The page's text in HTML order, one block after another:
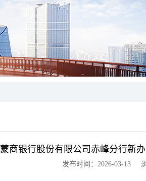
蒙商银行股份有限公司赤峰分行新
发布时间：2026-03-13 浏